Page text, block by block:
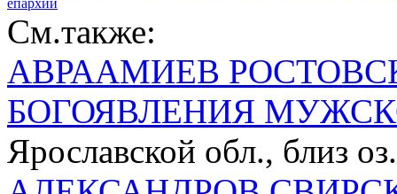
См.также:
АВРААМИЕВ
БОГОЯВЛЕНИЯ
Ярославской обл., близ